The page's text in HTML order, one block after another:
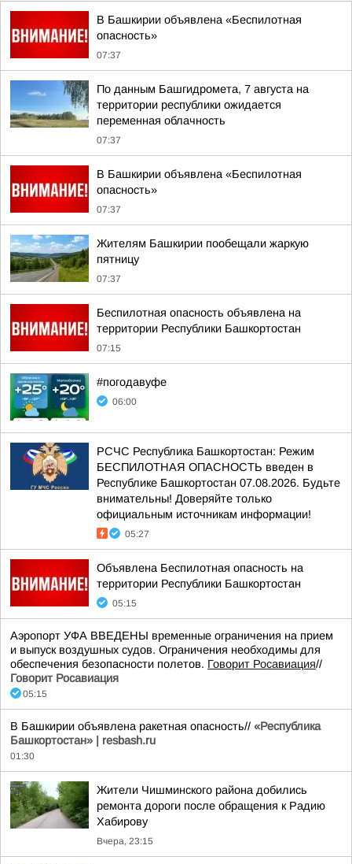
В Башкирии объявлена «Беспилотная
опасность»
07:37
По данным Башгидромета, 7 августа на
территории республики ожидается
переменная облачность
07:37
В Башкирии объявлена «Беспилотная
опасность»
07:37
Жителям Башкирии пообещали жаркую
пятницу
07:37
Беспилотная опасность объявлена на
территории Республики Башкортостан
07:15
#погодавуфе
06:00
РСЧС Республика Башкортостан: Режим
БЕСПИЛОТНАЯ ОПАСНОСТЬ введен в
Республике Башкортостан 07.08.2026. Будьте
внимательны! Доверяйте только
официальным источникам информации!
05:27
Объявлена Беспилотная опасность на
территории Республики Башкортостан
05:15
Аэропорт УФА ВВЕДЕНЫ временные ограничения на прием
и выпуск воздушных судов. Ограничения необходимы для
обеспечения безопасности полетов. Говорит Росавиация//
Говорит Росавиация
05:15
В Башкирии объявлена ракетная опасность// «Республика
Башкортостан» | resbash.ru
01:30
Жители Чишминского района добились
ремонта дороги после обращения к Радию
Хабирову
Вчера, 23:15